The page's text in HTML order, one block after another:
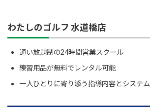
わたしのゴルフ 水道橋店
通い放題制の24時間営業スクール
練習用品が無料でレンタル可能
一人ひとりに寄り添う指導内容とシステム